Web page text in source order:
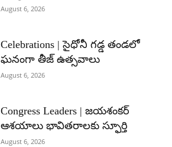
August 6, 2026
Celebrations | సైధోనీ గడ్డ తండలో
ఘనంగా తీజ్ ఉత్సవాలు
August 6, 2026
Congress Leaders | జయశంకర్
ఆశయాలు భావితరాలకు స్ఫూర్తి
August 6, 2026